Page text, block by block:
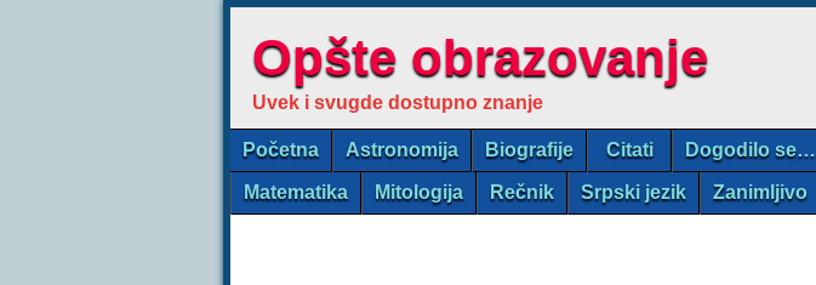
Opšte obrazovanje
Uvek i svugde dostupno znanje
Početna Astronomija Biografije Citati Dogodilo se…
Matematika Mitologija Rečnik Srpski jezik Zanimljivo